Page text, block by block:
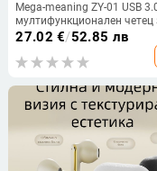
Mega-meaning ZY-01 USB
мултифункционален четец
карти SD/TF, алуминиев
27.02 €/52.85 лв